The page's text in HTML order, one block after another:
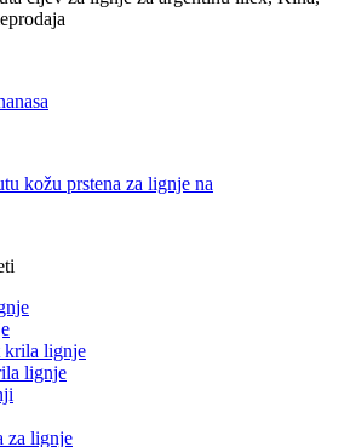
kožu prstena za lignje na
lignje